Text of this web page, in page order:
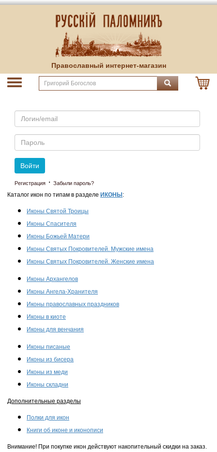
Православный интернет-магазин
Email
Пароль
Войти
Регистрация · Забыли пароль?
Каталог икон по типам в разделе ИКОНЫ :
Иконы Святой Троицы
Иконы Спасителя
Иконы Божьей Матери
Иконы Святых Покровителей. Мужские имена
Иконы Святых Покровителей. Женские имена
Иконы Архангелов
Иконы Ангела-Хранителя
Иконы православных праздников
Иконы в киоте
Иконы для венчания
Иконы писаные
Иконы из бисера
Иконы из меди
Иконы складни
Дополнительные разделы
Полки для икон
Книги об иконе и иконописи
Внимание! При покупке икон действуют накопительный скидки на заказ.